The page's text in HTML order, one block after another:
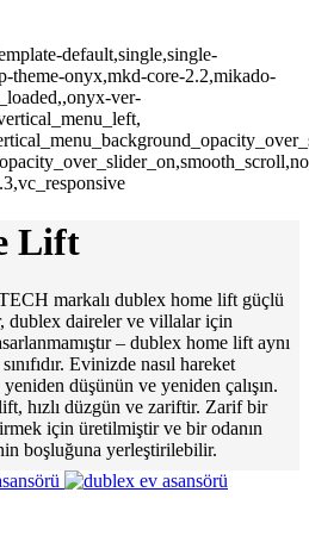
default,single,single-
theme-onyx,mkd-core-2.2,mikado-
ver-
Lift
markalı dublex home lift güçlü
dublex daireler ve villalar için
– dublex home lift aynı
Evinizde nasıl hareket
düşünün ve yeniden çalışın.
hızlı düzgün ve zariftir. Zarif bir
için üretilmiştir ve bir odanın
boşluğuna yerleştirilebilir.